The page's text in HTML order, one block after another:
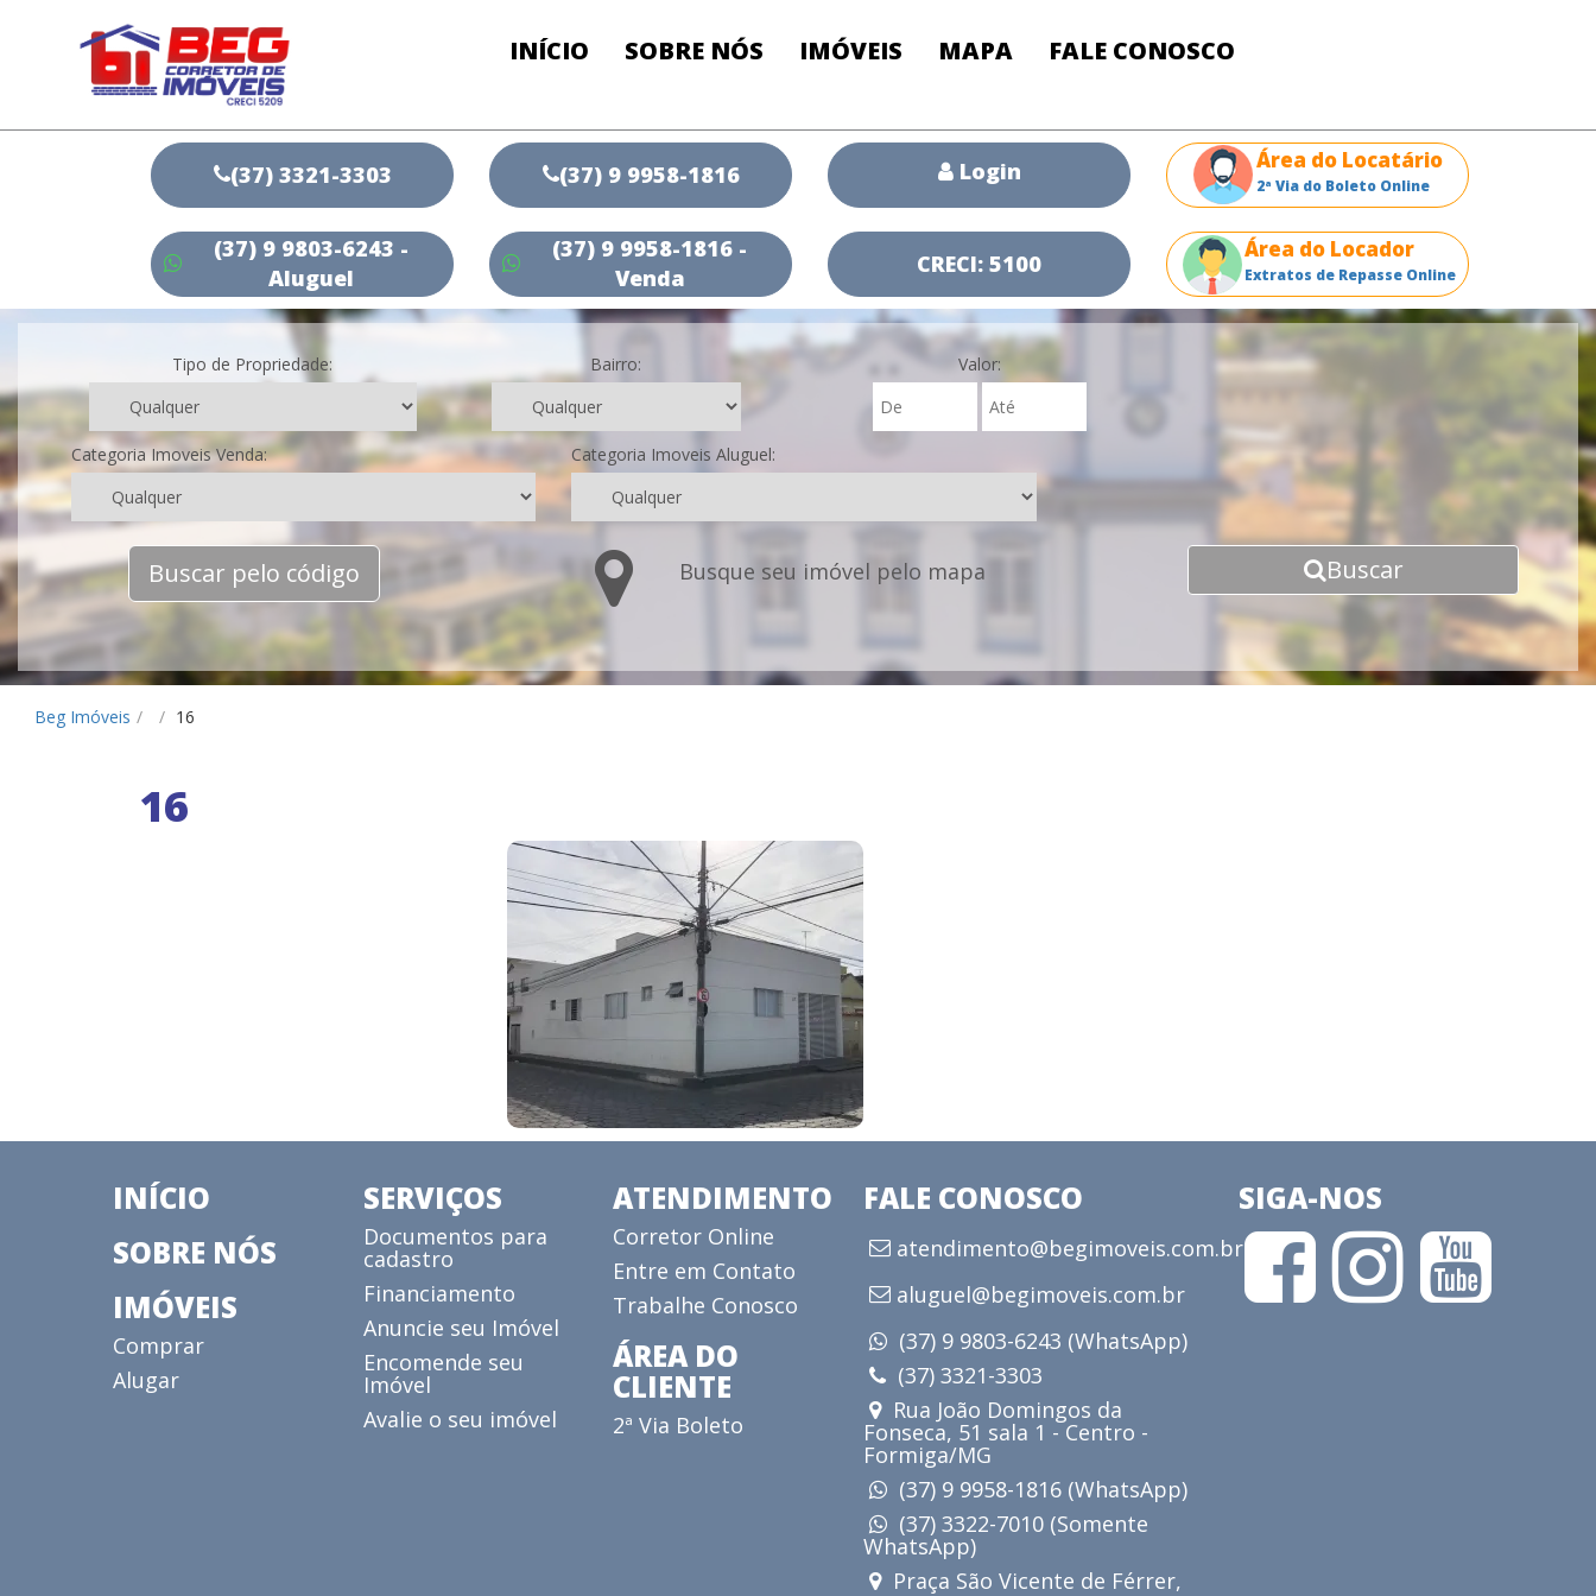
INÍCIO SOBRE NÓS IMÓVEIS MAPA FALE CONOSCO
(37) 3321-3303
(37) 9 9803-6243 -
Aluguel
(37) 9 9958-1816
(37) 9 9958-1816 -
Venda
Login
CRECI: 5100
Área do Locatário
2ª Via do Boleto Online
Área do Locador
Extratos de Repasse Online
Tipo de Propriedade: Bairro: Valor:
Categoria Imoveis Venda: Categoria Imoveis Aluguel:
Buscar pelo código Busque seu imóvel pelo mapa Buscar
Beg Imóveis / / 16
16
INÍCIO
SOBRE NÓS
IMÓVEIS
Comprar
Alugar
SERVIÇOS
Documentos para
cadastro
Financiamento
Anuncie seu Imóvel
Encomende seu
Imóvel
Avalie o seu imóvel
ATENDIMENTO
Corretor Online
Entre em Contato
Trabalhe Conosco
ÁREA DO
CLIENTE
2ª Via Boleto
FALE CONOSCO
atendimento@begimoveis.com.br
aluguel@begimoveis.com.br
(37) 9 9803-6243 (WhatsApp)
(37) 3321-3303
Rua João Domingos da
Fonseca, 51 sala 1 - Centro -
Formiga/MG
(37) 9 9958-1816 (WhatsApp)
(37) 3322-7010 (Somente
WhatsApp)
Praça São Vicente de Férrer,
SIGA-NOS